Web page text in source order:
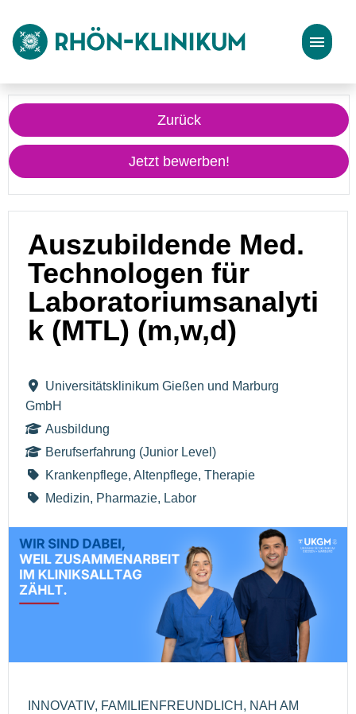
Stellenangebote
Bewerbungstipps
Zurück
Jetzt bewerben!
Auszubildende Med.
Technologen für
Laboratoriumsanalyti
k (MTL) (m,w,d)
Universitätsklinikum Gießen und Marburg
GmbH
Ausbildung
Berufserfahrung (Junior Level)
Krankenpflege, Altenpflege, Therapie
Medizin, Pharmazie, Labor
INNOVATIV, FAMILIENFREUNDLICH, NAH AM